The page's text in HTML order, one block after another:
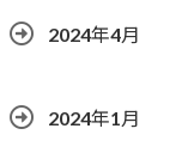
2024年4月
2024年1月